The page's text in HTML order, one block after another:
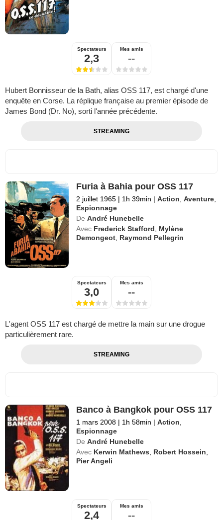
Spectateurs
2,3
Mes amis
--
Hubert Bonnisseur de la Bath, alias OSS 117, est chargé d'une
enquête en Corse. La réplique française au premier épisode de
James Bond (Dr. No), sorti l'année précédente.
STREAMING
Furia à Bahia pour OSS 117
2 juillet 1965 | 1h 39min | Action ,Aventure
Espionnage
De André Hunebelle
Avec Frederick Stafford
Mylène
Demongeot Raymond Pellegrin
Spectateurs
3,0
Mes amis
--
L'agent OSS 117 est chargé de mettre la main sur une drogue
particulièrement rare.
STREAMING
Banco à Bangkok pour OSS 117
1 mars 2008 | 1h 58min | Action
Espionnage
De André Hunebelle
Avec Kerwin Mathews Robert Hossein
Pier Angeli
Spectateurs
2,4
Mes amis
--